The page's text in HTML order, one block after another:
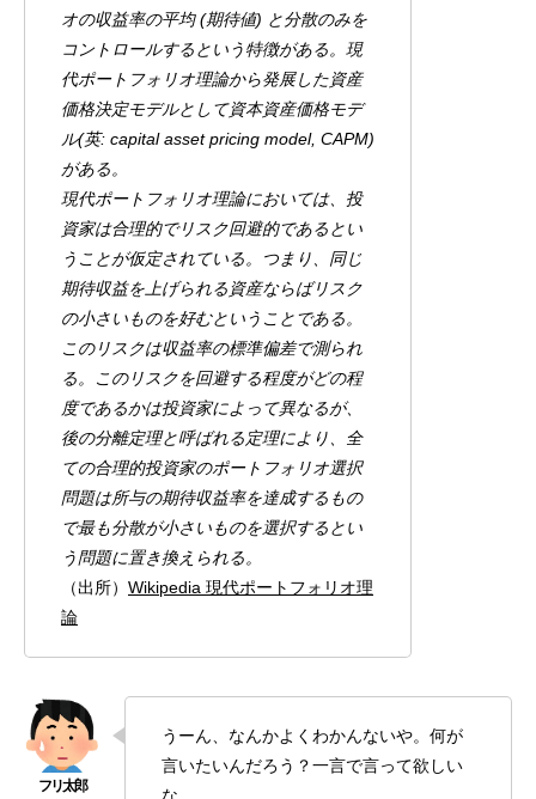
オの収益率の平均 (期待値) と分散のみを
コントロールするという特徴がある。現
代ポートフォリオ理論から発展した資産
価格決定モデルとして資本資産価格モデ
ル(英: capital asset pricing model, CAPM)
がある。
現代ポートフォリオ理論においては、投
資家は合理的でリスク回避的であるとい
うことが仮定されている。つまり、同じ
期待収益を上げられる資産ならばリスク
の小さいものを好むということである。
このリスクは収益率の標準偏差で測られ
る。このリスクを回避する程度がどの程
度であるかは投資家によって異なるが、
後の分離定理と呼ばれる定理により、全
ての合理的投資家のポートフォリオ選択
問題は所与の期待収益率を達成するもの
で最も分散が小さいものを選択するとい
う問題に置き換えられる。
（出所） Wikipedia 現代ポートフォリオ理
論
うーん、なんかよくわかんないや。何が
言いたいんだろう？一言で言って欲しい
な